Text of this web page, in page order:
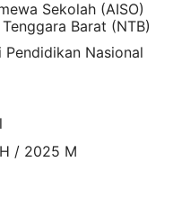
Sekolah (AISO)
Barat (NTB)
Nasional
/ 2025 M